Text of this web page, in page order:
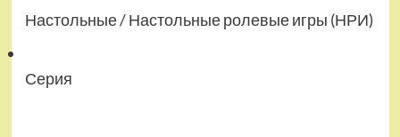
Настольные / Настольные ролевые игры (НРИ)
Серия